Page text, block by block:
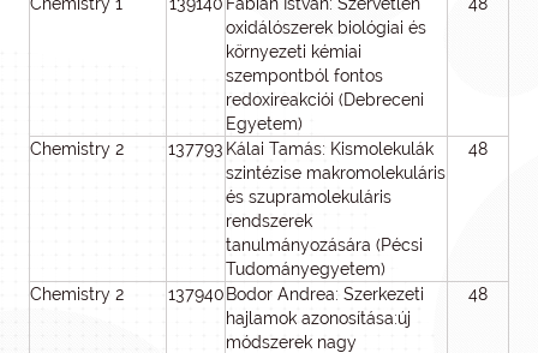
oxidálószerek biológiai és
környezeti kémiai
szempontból fontos
redoxireakciói (Debreceni
Egyetem)
Chemistry 2 137793 Kálai Tamás: Kismolekulák
szintézise makromolekuláris
és szupramolekuláris
rendszerek
tanulmányozására (Pécsi
Tudományegyetem)
48
Chemistry 2 137940 Bodor Andrea: Szerkezeti
hajlamok azonosítása:új
módszerek nagy
48